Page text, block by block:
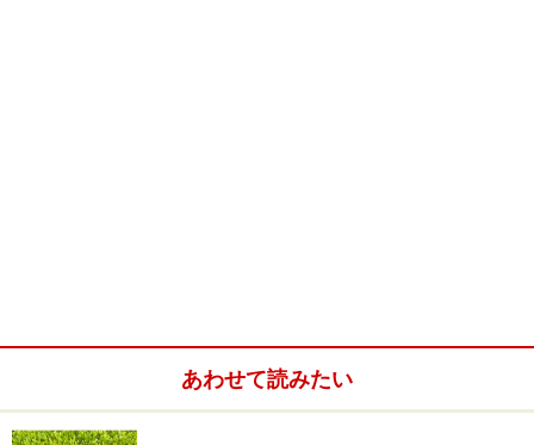
が多いでしょう。
エーションがいく
つかあって、これ
あわせて読みたい